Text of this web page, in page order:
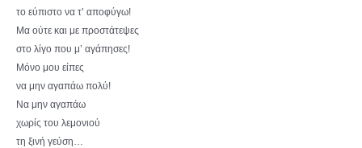
το εύπιστο να τ’ αποφύγω!
Μα ούτε και με προστάτεψες
στο λίγο που μ’ αγάπησες!
Μόνο μου είπες
να μην αγαπάω πολύ!
Να μην αγαπάω
χωρίς του λεμονιού
τη ξινή γεύση…